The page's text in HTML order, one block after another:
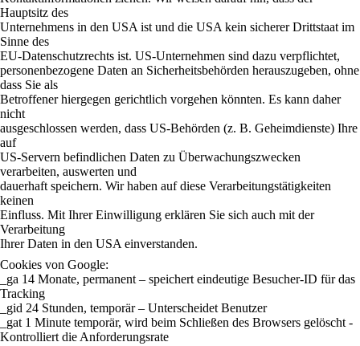
Hauptsitz des
Unternehmens in den USA ist und die USA kein sicherer Drittstaat im
Sinne des
EU-Datenschutzrechts ist. US-Unternehmen sind dazu verpflichtet,
personenbezogene Daten an Sicherheitsbehörden herauszugeben, ohne
dass Sie als
Betroffener hiergegen gerichtlich vorgehen könnten. Es kann daher
nicht
ausgeschlossen werden, dass US-Behörden (z. B. Geheimdienste) Ihre
auf
US-Servern befindlichen Daten zu Überwachungszwecken
verarbeiten, auswerten und
dauerhaft speichern. Wir haben auf diese Verarbeitungstätigkeiten
keinen
Einfluss. Mit Ihrer Einwilligung erklären Sie sich auch mit der
Verarbeitung
Ihrer Daten in den USA einverstanden.
Cookies von Google:
_ga 14 Monate, permanent – speichert eindeutige Besucher-ID für das
Tracking
_gid 24 Stunden, temporär – Unterscheidet Benutzer
_gat 1 Minute temporär, wird beim Schließen des Browsers gelöscht -
Kontrolliert die Anforderungsrate